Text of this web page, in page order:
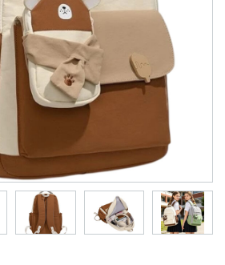
Сумки-тележки хозяйственные
Сумки-рюкзаки на колёсах
Сумки детские
Рюкзаки
Рюкзаки городские
Рюкзаки школьные
Рюкзаки подростковые
Ранцы школьные
Рюкзаки детские